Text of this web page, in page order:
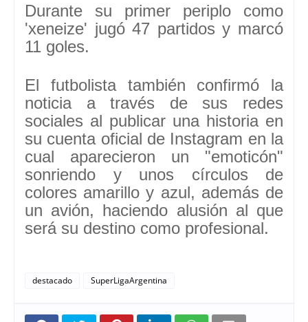
Durante su primer periplo como
'xeneize' jugó 47 partidos y marcó
11 goles.
El futbolista también confirmó la
noticia a través de sus redes
sociales al publicar una historia en
su cuenta oficial de Instagram en la
cual aparecieron un "emoticón"
sonriendo y unos círculos de
colores amarillo y azul, además de
un avión, haciendo alusión al que
será su destino como profesional.
destacado SuperLigaArgentina